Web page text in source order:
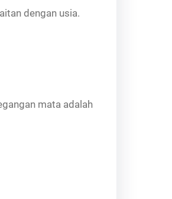
dengan usia.
mata adalah